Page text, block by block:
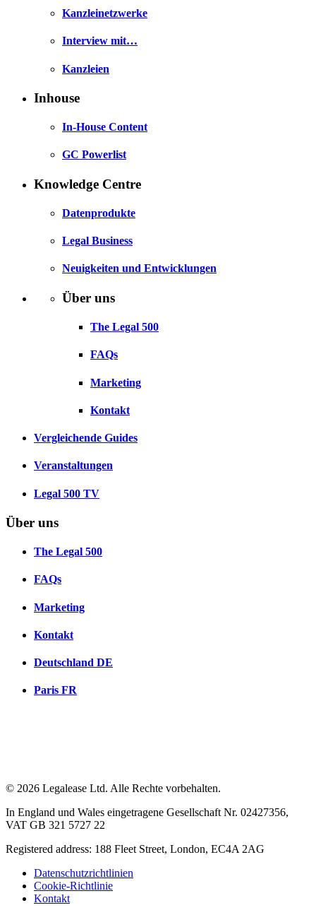
Kanzleinetzwerke
Interview mit…
Kanzleien
Inhouse
In-House Content
GC Powerlist
Knowledge Centre
Datenprodukte
Legal Business
Neuigkeiten und Entwicklungen
Über uns
The Legal 500
FAQs
Marketing
Kontakt
Vergleichende Guides
Veranstaltungen
Legal 500 TV
Über uns
The Legal 500
FAQs
Marketing
Kontakt
Deutschland DE
Paris FR
© 2026 Legalease Ltd. Alle Rechte vorbehalten.
In England und Wales eingetragene Gesellschaft Nr. 02427356,
VAT GB 321 5727 22
Registered address: 188 Fleet Street, London, EC4A 2AG
Datenschutzrichtlinien
Cookie-Richtlinie
Kontakt